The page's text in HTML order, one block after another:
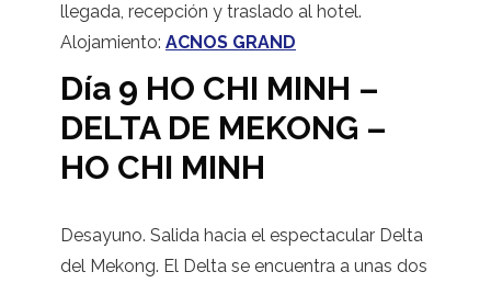
llegada, recepción y traslado al hotel.
Alojamiento: ACNOS GRAND
Día 9 HO CHI MINH –
DELTA DE MEKONG –
HO CHI MINH
Desayuno. Salida hacia el espectacular Delta
del Mekong. El Delta se encuentra a unas dos